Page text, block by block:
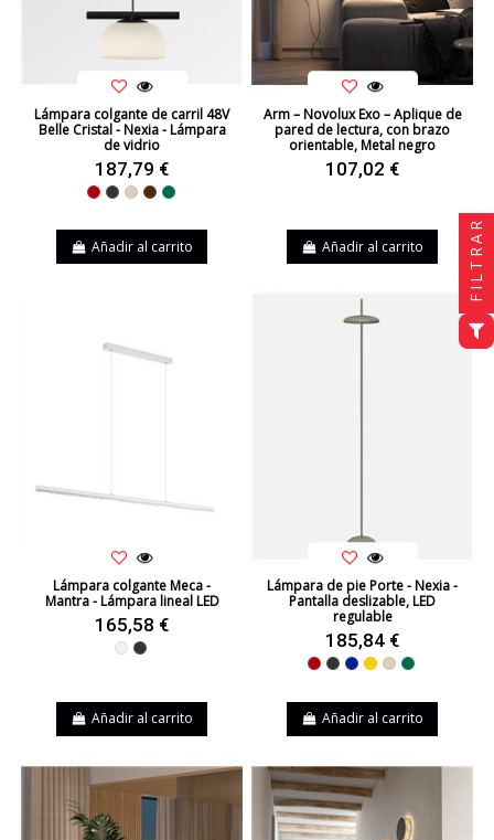
Lámpara colgante de carril 48V
Belle Cristal - Nexia - Lámpara
de vidrio
187,79 €
RojoNegro
BeigeMarrón
Verde
Añadir al carrito
Arm – Novolux Exo – Aplique de
pared de lectura, con brazo
orientable, Metal negro
107,02 €
Añadir al carrito
Lámpara colgante Meca -
Mantra - Lámpara lineal LED
165,58 €
BlancoNegro
Añadir al carrito
Lámpara de pie Porte - Nexia -
Pantalla deslizable, LED
regulable
185,84 €
RojoNegro
AzulAmarillo
BeigeVerde
Añadir al carrito
FILTRAR